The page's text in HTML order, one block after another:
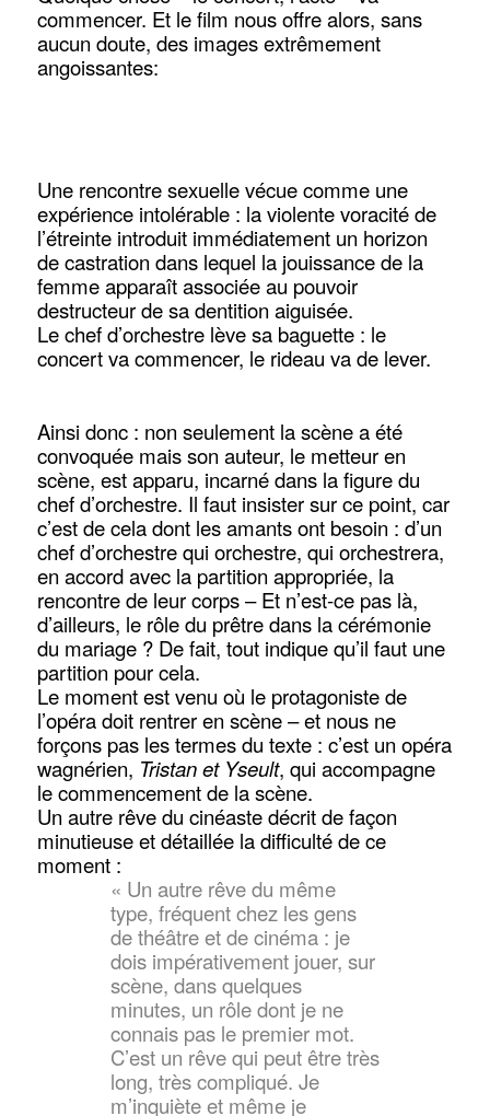
commencer. Et le film nous offre alors, sans
aucun doute, des images extrêmement
angoissantes:
Une rencontre sexuelle vécue comme une
expérience intolérable : la violente voracité de
l’étreinte introduit immédiatement un horizon
de castration dans lequel la jouissance de la
femme apparaît associée au pouvoir
destructeur de sa dentition aiguisée.
Le chef d’orchestre lève sa baguette : le
concert va commencer, le rideau va de lever.
Ainsi donc : non seulement la scène a été
convoquée mais son auteur, le metteur en
scène, est apparu, incarné dans la figure du
chef d’orchestre. Il faut insister sur ce point, car
c’est de cela dont les amants ont besoin : d’un
chef d’orchestre qui orchestre, qui orchestrera,
en accord avec la partition appropriée, la
rencontre de leur corps – Et n’est-ce pas là,
d’ailleurs, le rôle du prêtre dans la cérémonie
du mariage ? De fait, tout indique qu’il faut une
partition pour cela.
Le moment est venu où le protagoniste de
l’opéra doit rentrer en scène – et nous ne
forçons pas les termes du texte : c’est un opéra
wagnérien, Tristan et Yseult, qui accompagne
le commencement de la scène.
Un autre rêve du cinéaste décrit de façon
minutieuse et détaillée la difficulté de ce
moment :
« Un autre rêve du même
type, fréquent chez les gens
de théâtre et de cinéma : je
dois impérativement jouer, sur
scène, dans quelques
minutes, un rôle dont je ne
connais pas le premier mot.
C’est un rêve qui peut être très
long, très compliqué. Je
m’inquiète et même je